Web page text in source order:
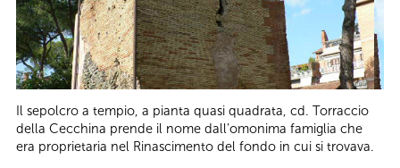
Il sepolcro a tempio, a pianta quasi quadrata, cd. Torraccio
della Cecchina prende il nome dall’omonima famiglia che
era proprietaria nel Rinascimento del fondo in cui si trovava.